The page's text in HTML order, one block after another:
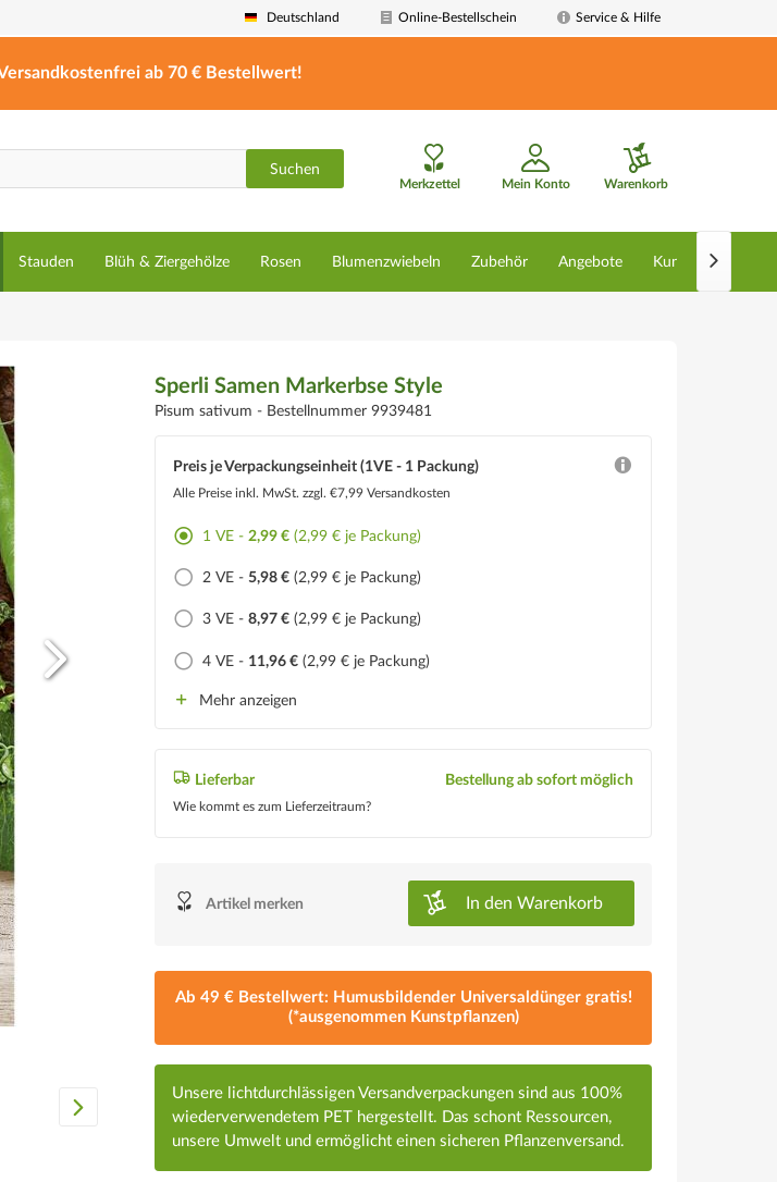
Deutschland Online-Bestellschein Service & Hilfe
ab 70 € Bestellwert!
Suchen
Merkzettel Mein Konto Warenkorb
Stauden Blüh & Ziergehölze Rosen Blumenzwiebeln Zubehör Angebote Kunstpflanzen

Sperli Samen Markerbse Style
Pisum sativum - Bestellnummer 9939481
Preis je Verpackungseinheit (1VE - 1 Packung)
Alle Preise inkl. MwSt.zzgl. €7,99 Versandkosten
1 VE -2,99 € (2,99 € je Packung)
2 VE -5,98 € (2,99 € je Packung)
3 VE -8,97 € (2,99 € je Packung)
4 VE - 11,96 € (2,99 € je Packung)
Mehr anzeigen
Lieferbar
Wie kommt es zum Lieferzeitraum?
Bestellung ab sofort möglich
Artikel merken In den Warenkorb
Ab 49 € Bestellwert: Humusbildender Universaldünger gratis!
(*ausgenommen Kunstpflanzen)
Unsere lichtdurchlässigen Versandverpackungen sind aus 100%
wiederverwendetem PET hergestellt. Das schont Ressourcen,
unsere Umwelt und ermöglicht einen sicheren Pflanzenversand.